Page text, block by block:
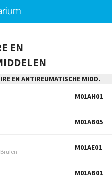
EN
EN ANTIREUMATISCHE MIDD.
M01AH01
M01AB05
M01AE01
M01AB01